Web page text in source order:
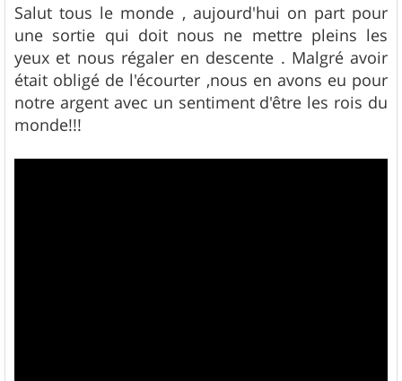
s
s
a
g
e
Salut tous le monde , aujourd'hui on part pour
une sortie qui doit nous ne mettre pleins les
yeux et nous régaler en descente . Malgré avoir
était obligé de l'écourter ,nous en avons eu pour
notre argent avec un sentiment d'être les rois du
monde!!!